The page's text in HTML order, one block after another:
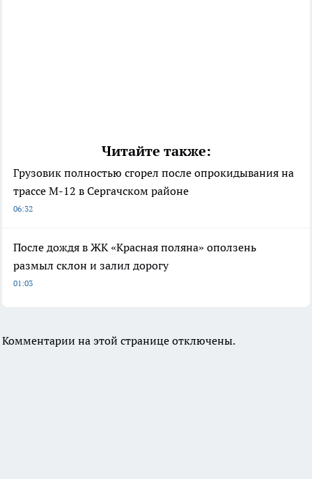
Читайте также:
Грузовик полностью сгорел после опрокидывания на
трассе М-12 в Сергачском районе
06:32
После дождя в ЖК «Красная поляна» оползень
размыл склон и залил дорогу
01:03
Комментарии на этой странице отключены.